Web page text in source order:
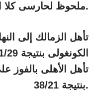
ملحوظ لحارسى كلا الفريقين.
تأهل الزمالك إلى
تأهل الأهلى بالفوز
بنتيجة 38/21.